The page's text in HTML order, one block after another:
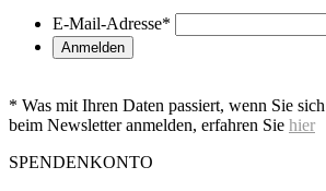
E-Mail-Adresse*
* Was mit Ihren Daten passiert, wenn Sie sich
beim Newsletter anmelden, erfahren Sie hier
SPENDENKONTO